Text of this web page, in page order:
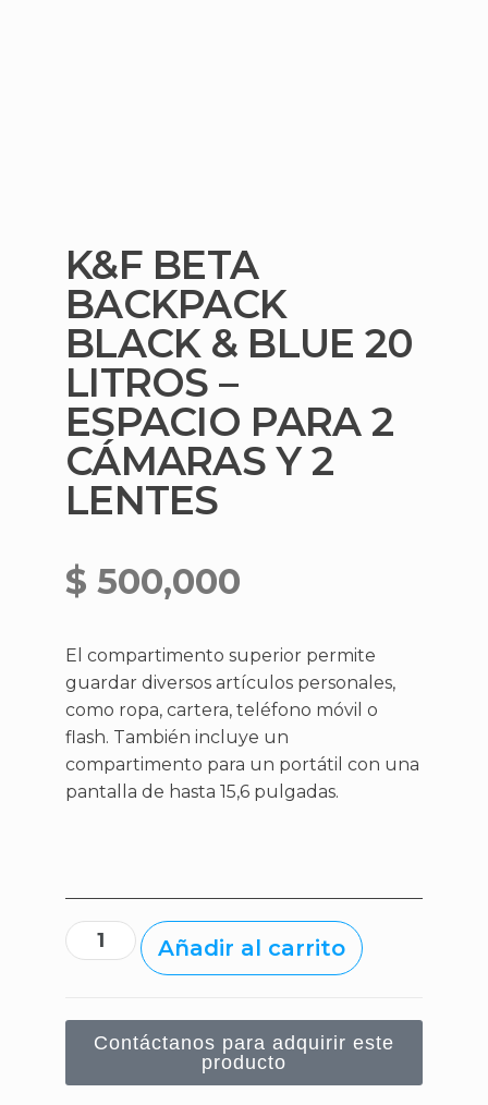
K&F BETA
BACKPACK
BLACK & BLUE 20
LITROS –
ESPACIO PARA 2
CÁMARAS Y 2
LENTES
$ 500,000
El compartimento superior permite
guardar diversos artículos personales,
como ropa, cartera, teléfono móvil o
flash. También incluye un
compartimento para un portátil con una
pantalla de hasta 15,6 pulgadas.
Añadir al carrito
Contáctanos para adquirir este
producto